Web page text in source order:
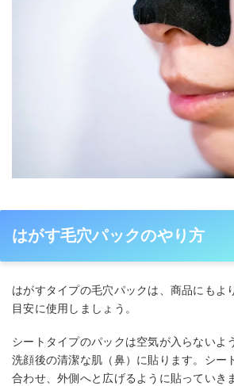
はがす毛穴パックのやり方
はがすタイプの毛穴パックは、商品にもよ
目安に使用しましょう。
シートタイプのパックは空気が入らないよ
洗顔後の清潔な肌（鼻）に貼ります。シー
合わせ、外側へと広げるように貼っていき